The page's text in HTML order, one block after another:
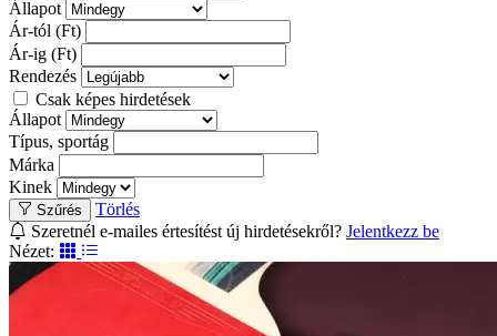
Állapot
Ár-tól (Ft)
Ár-ig (Ft)
Rendezés
Csak képes hirdetések
Állapot
Típus, sportág
Márka
Kinek
Szűrés
Törlés
Szeretnél e-mailes értesítést új hirdetésekről? Jelentkezz be
Nézet: